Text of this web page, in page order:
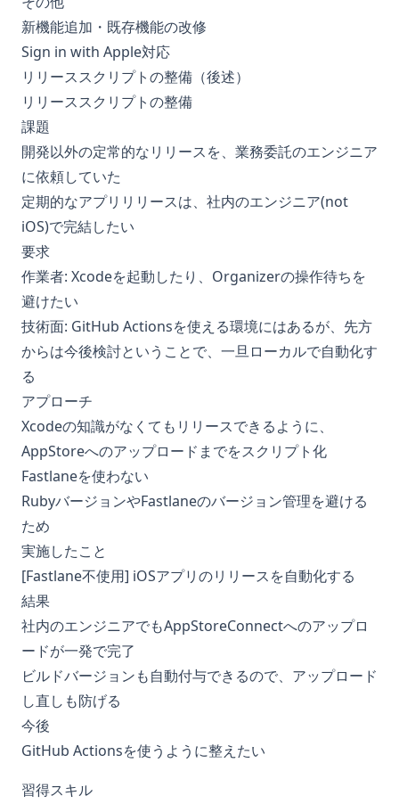
新機能追加・既存機能の改修
Sign in with Apple対応
リリーススクリプトの整備（後述）
リリーススクリプトの整備
課題
開発以外の定常的なリリースを、業務委託のエンジニア
に依頼していた
定期的なアプリリリースは、社内のエンジニア(not
iOS)で完結したい
要求
作業者: Xcodeを起動したり、Organizerの操作待ちを
避けたい
技術面: GitHub Actionsを使える環境にはあるが、先方
からは今後検討ということで、一旦ローカルで自動化す
る
アプローチ
Xcodeの知識がなくてもリリースできるように、
AppStoreへのアップロードまでをスクリプト化
Fastlaneを使わない
RubyバージョンやFastlaneのバージョン管理を避ける
ため
実施したこと
[Fastlane不使用] iOSアプリのリリースを自動化する
結果
社内のエンジニアでもAppStoreConnectへのアップロ
ードが一発で完了
ビルドバージョンも自動付与できるので、アップロード
し直しも防げる
今後
GitHub Actionsを使うように整えたい
習得スキル